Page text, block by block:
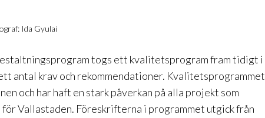
Ida Gyulai
togs ett kvalitetsprogram fram tidigt i
antal krav och rekommendationer. Kvalitetsprogrammet
och har haft en stark påverkan på alla projekt som
för Vallastaden. Föreskrifterna i programmet utgick från